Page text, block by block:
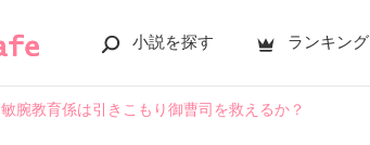
小説を探す ランキング
敏腕教育係は引きこもり御曹司を救えるか？